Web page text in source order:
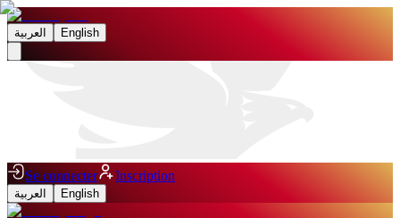
العربية English
Se connecter Inscription
العربية English